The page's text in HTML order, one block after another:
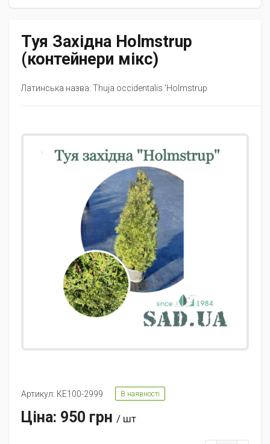
Туя Західна Holmstrup
(контейнери мікс)
Латинська назва: Thuja occidentalis 'Holmstrup
Артикул: КЕ100-2999 В наявності
Ціна: 950 грн / шт